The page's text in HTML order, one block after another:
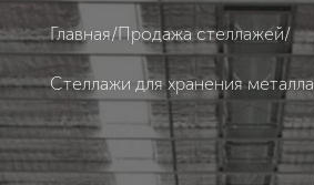
Главная/Продажа стеллажей/
Стеллажи для хранения металла